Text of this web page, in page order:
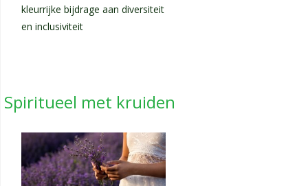
kleurrijke bijdrage aan diversiteit
en inclusiviteit
Spiritueel met kruiden